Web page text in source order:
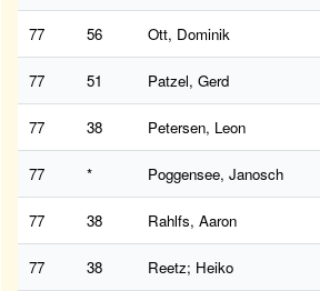
77 56 Ott, Dominik
77 51 Patzel, Gerd
77 38 Petersen, Leon
77 * Poggensee, Janosch
77 38 Rahlfs, Aaron
77 38 Reetz; Heiko